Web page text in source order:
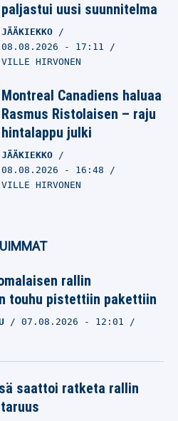
paljastui uusi suunnitelma
JÄÄKIEKKO
08.08.2026 - 17:11
VILLE HIRVONEN
Montreal Canadiens haluaa
Rasmus Ristolaisen – raju
hintalappu julki
JÄÄKIEKKO
08.08.2026 - 16:48
VILLE HIRVONEN
rallin
touhu pistettiin pakettiin
07.08.2026 - 12:01
saattoi ratketa rallin